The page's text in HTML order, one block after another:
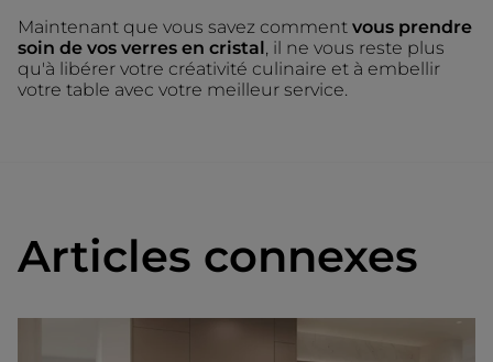
Maintenant que vous savez comment vous prendre
soin de vos verres en cristal , il ne vous reste plus
qu'à libérer votre créativité culinaire et à embellir
votre table avec votre meilleur service.
Articles connexes